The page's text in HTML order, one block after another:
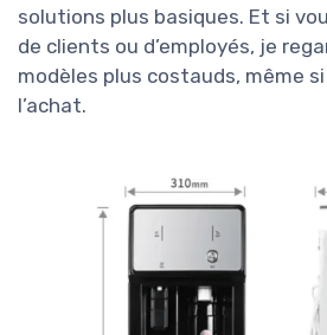
solutions plus basiques. Et si
de clients ou d’employés, je
modèles plus costauds, même si
l’achat.